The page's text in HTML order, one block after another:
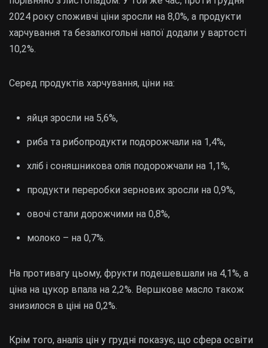
2024 року споживчі ціни зросли на 8,0%, а продукти
харчування та безалкогольні напої додали у вартості
10,2%.
Серед продуктів харчування, ціни на:
яйця зросли на 5,6%,
риба та рибопродукти подорожчали на 1,4%,
хліб і соняшникова олія подорожчали на 1,1%,
продукти переробки зернових зросли на 0,9%,
овочі стали дорожчими на 0,8%,
молоко – на 0,7%.
На противагу цьому, фрукти подешевшали на 4,1%, а
ціна на цукор впала на 2,2%. Вершкове масло також
знизилося в ціні на 0,2%.
Крім того, аналіз цін у грудні показує, що сфера освіти